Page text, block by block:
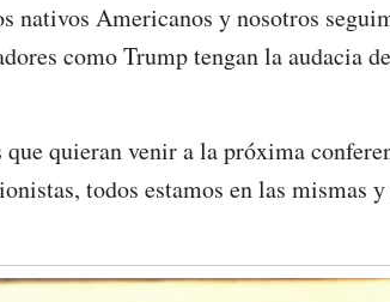
nativos Americanos y nosotros
como Trump tengan la audacia
quieran venir a la próxima
todos estamos en las mismas